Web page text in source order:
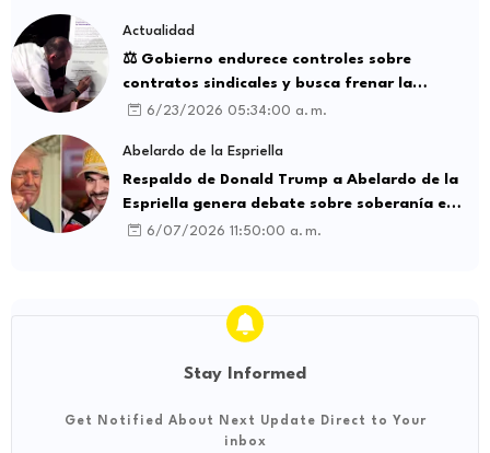
Actualidad
⚖️ Gobierno endurece controles sobre
contratos sindicales y busca frenar la
intermediación laboral ilegal
6/23/2026 05:34:00 a. m.
Abelardo de la Espriella
Respaldo de Donald Trump a Abelardo de la
Espriella genera debate sobre soberanía e
influencia internacional
6/07/2026 11:50:00 a. m.
Stay Informed
Get Notified About Next Update Direct to Your
inbox